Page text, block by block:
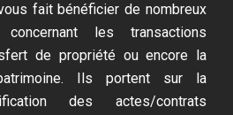
fait bénéficier de nombreux
les transactions
de propriété ou encore la
Ils portent sur la
des actes/contrats